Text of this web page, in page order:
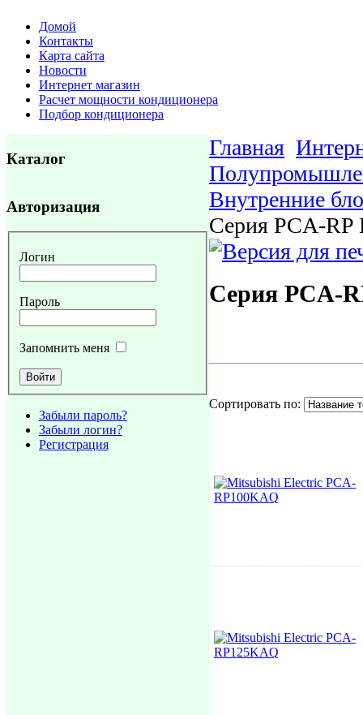
Домой
Контакты
Карта сайта
Новости
Интернет магазин
Расчет мощности кондиционера
Подбор кондиционера
Каталог
Авторизация
Логин
Пароль
Запомнить меня
Забыли пароль?
Забыли логин?
Регистрация
Главная
Внутренние
Серия PCA-RP
Серия PCA-
Сортировать по: